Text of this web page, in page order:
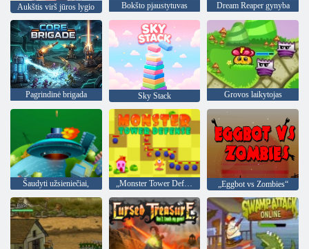
Aukštis virš jūros lygio Bokšto pjaustytuvas Dream Reaper gynyba
Pagrindinė brigada Sky Stack Grovos laikytojas
Šaudyti užsieniečiai, „Monster Tower Defense“ „Eggbot vs Zombies“